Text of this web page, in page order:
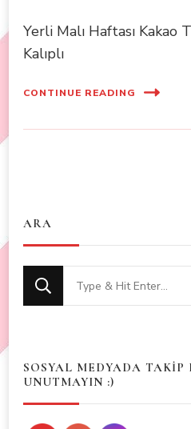
Yerli Malı Haftası Kakao
Kalıplı
CONTINUE READING
ARA
Looking
for
SOSYAL MEDYADA TAKİP
UNUTMAYIN :)